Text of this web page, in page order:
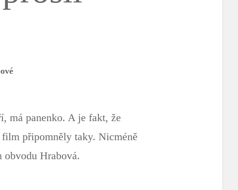
má panenko. A je fakt, že
připomněly taky. Nicméně
obvodu Hrabová.